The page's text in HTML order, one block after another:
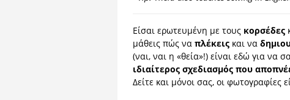
Είσαι ερωτευμένη με τους κορσέδες
μάθεις πώς να πλέκεις και να
(ναι, ναι η «θεία»!) είναι εδώ για να
ιδιαίτερος σχεδιασμός που
Δείτε και μόνοι σας, οι φωτογραφίες